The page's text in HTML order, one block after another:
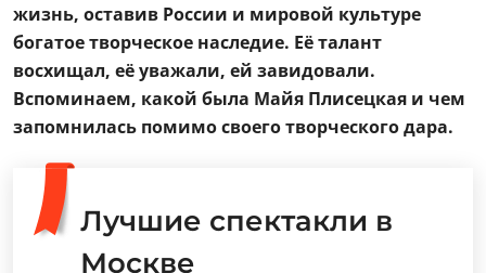
жизнь, оставив России и мировой культуре
богатое творческое наследие. Её талант
восхищал, её уважали, ей завидовали.
Вспоминаем, какой была Майя Плисецкая и чем
запомнилась помимо своего творческого дара.
Лучшие спектакли в
Москве